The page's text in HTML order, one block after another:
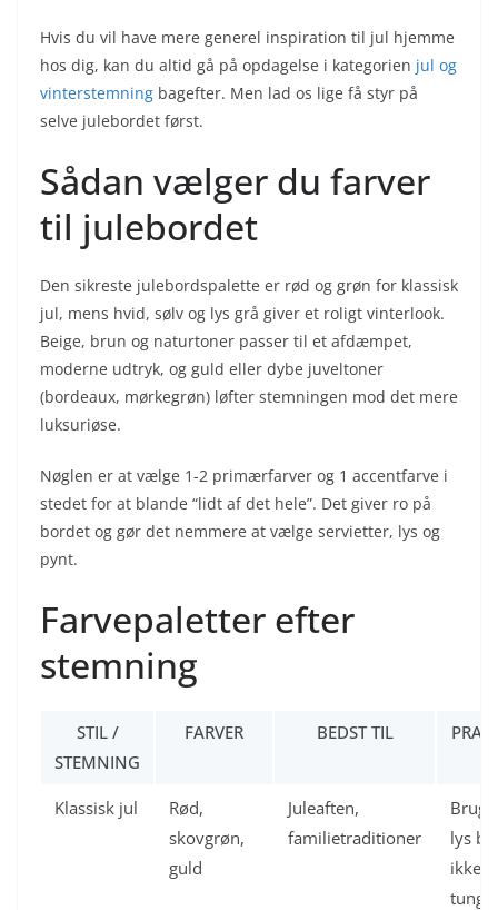
Hvis du vil have mere generel inspiration til jul hjemme
hos dig, kan du altid gå på opdagelse i kategorien jul og
vinterstemning bagefter. Men lad os lige få styr på
selve julebordet først.
Sådan vælger du farver
til julebordet
Den sikreste julebordspalette er rød og grøn for klassisk
jul, mens hvid, sølv og lys grå giver et roligt vinterlook.
Beige, brun og naturtoner passer til et afdæmpet,
moderne udtryk, og guld eller dybe juveltoner
(bordeaux, mørkegrøn) løfter stemningen mod det mere
luksuriøse.
Nøglen er at vælge 1-2 primærfarver og 1 accentfarve i
stedet for at blande “lidt af det hele”. Det giver ro på
bordet og gør det nemmere at vælge servietter, lys og
pynt.
Farvepaletter efter
stemning
STIL /
STEMNING
FARVER BEDST TIL
Klassisk jul
Rød,
skovgrøn,
guld
Juleaften,
familietraditioner
Brug
lys
ikke
tungt.